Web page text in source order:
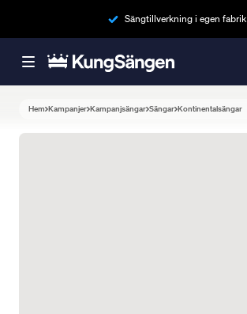
Sängtillverkning i egen fabrik
Hem Kampanjer Kampanjsängar Sängar Kontinentalsängar